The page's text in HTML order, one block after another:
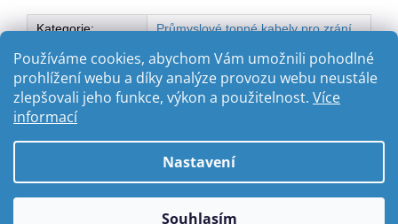
Používáme cookies, abychom Vám umožnili pohodlné
prohlížení webu a díky analýze provozu webu neustále
zlepšovali jeho funkce, výkon a použitelnost. Více
informací
Nastavení
Souhlasím
Kategorie:
Průmyslové topné kabely pro zrání
Copyright 2026ABC-TOPENI.CZ. Všechna práva vyhrazena.